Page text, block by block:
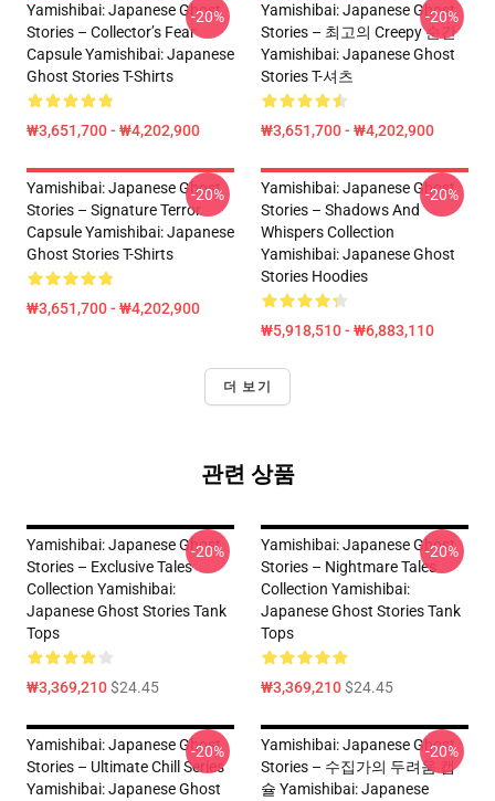
Yamishibai: Japanese Ghost
Stories – Collector’s Fear
Capsule Yamishibai: Japanese
Ghost Stories T-Shirts
₩3,651,700 - ₩4,202,900
-20%
Yamishibai: Japanese Ghost
Stories – 최고의 Creepy 순간
Yamishibai: Japanese Ghost
Stories T-셔츠
₩3,651,700 - ₩4,202,900
-20%
Yamishibai: Japanese Ghost
Stories – Signature Terror
Capsule Yamishibai: Japanese
Ghost Stories T-Shirts
₩3,651,700 - ₩4,202,900
-20%
Yamishibai: Japanese Ghost
Stories – Shadows And
Whispers Collection
Yamishibai: Japanese Ghost
Stories Hoodies
₩5,918,510 - ₩6,883,110
-20%
더 보기
관련 상품
Yamishibai: Japanese Ghost
Stories – Exclusive Tales
Collection Yamishibai:
Japanese Ghost Stories Tank
Tops
₩3,369,210$24.45
-20%
Yamishibai: Japanese Ghost
Stories – Nightmare Tales
Collection Yamishibai:
Japanese Ghost Stories Tank
Tops
₩3,369,210$24.45
-20%
Yamishibai: Japanese Ghost
Stories – Ultimate Chill Series
Yamishibai: Japanese Ghost
-20%
Yamishibai: Japanese Ghost
Stories – 수집가의 두려움 캡
슐 Yamishibai: Japanese
-20%